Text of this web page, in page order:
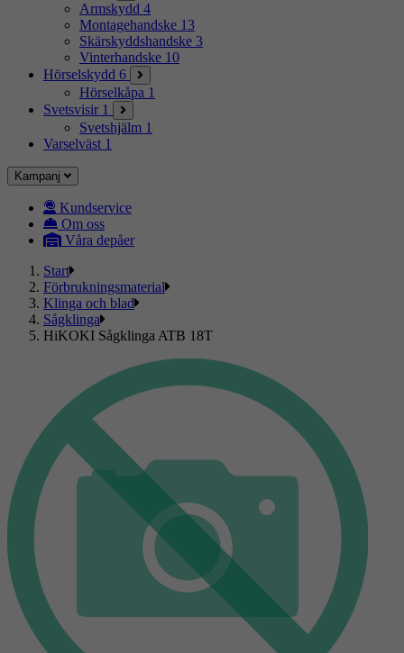
Armskydd 4
Montagehandske 13
Skärskyddshandske 3
Vinterhandske 10
Hörselskydd 6
Hörselkåpa 1
Svetsvisir 1
Svetshjälm 1
Varselväst 1
Kampanj
Kundservice
Om oss
Våra depåer
Start
Förbrukningsmaterial
Klinga och blad
Sågklinga
HiKOKI Sågklinga ATB 18T